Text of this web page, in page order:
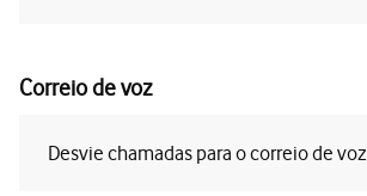
Correio de voz
Desvie chamadas para o correio de voz